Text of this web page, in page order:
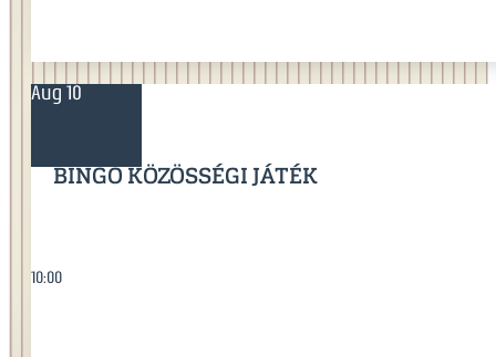
Aug 10
BINGÓ KÖZÖSSÉGI JÁTÉK
10:00